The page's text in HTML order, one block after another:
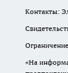
Контакты:
«На